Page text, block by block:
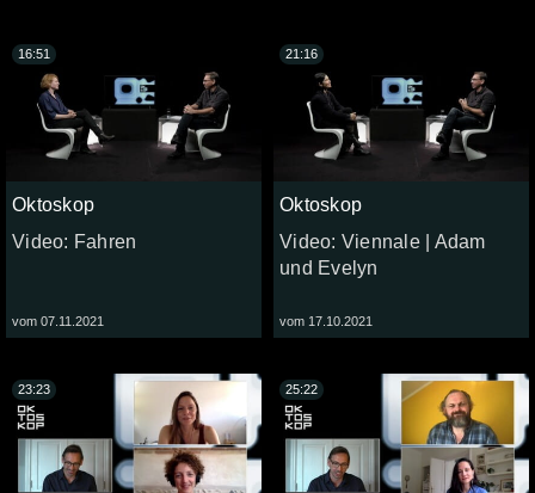
Oktoskop
Video: Fahren
vom 07.11.2021
16:51
Oktoskop
Video: Viennale | Adam
und Evelyn
vom 17.10.2021
21:16
23:23 25:22